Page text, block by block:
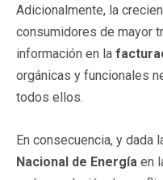
Adicionalmente, la
consumidores de mayor
información en la
orgánicas y funcionales
todos ellos.
En consecuencia, y dada
Nacional de Energía en